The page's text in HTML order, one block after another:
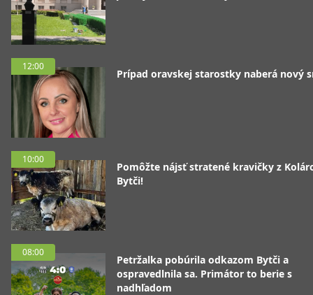
12:00
Prípad oravskej starostky naberá nový
10:00
Pomôžte nájsť stratené kravičky z
Bytči!
08:00
Petržalka pobúrila odkazom Bytči a
ospravedlnila sa. Primátor to berie s
nadhľadom